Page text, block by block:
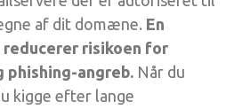
af dit domæne. En
risikoen for
phishing-angreb. Når du
kigge efter lange